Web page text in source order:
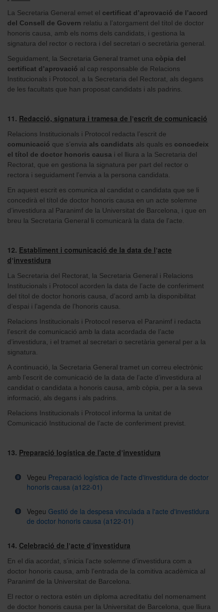
La Secretaria General emet el certificat d’aprovació de l’acord
del Consell de Govern relatiu a l’atorgament del títol de doctor
honoris causa, amb els noms dels candidats, i gestiona la
signatura del rector o rectora i del secretari o secretària general.
Seguidament, la Secretaria General tramet una còpia del
certificat d’aprovació al cap responsable de Relacions
Institucionals i Protocol, a la Secretaria del Rectorat, als degans
de les facultats que han proposat candidats i als padrins.
11. Redacció, signatura i tramesa de l’escrit de comunicació
Relacions Institucionals i Protocol redacta l’escrit de
comunicació que s’envia als candidats als quals es concedeix
el títol de doctor honoris causa i el lliura a la Secretaria del
Rectorat, que en gestiona la signatura per part del rector o
rectora i seguidament l’envia a la persona candidata.
En aquest escrit es comunica al candidat o candidata que se li
concedirà el títol de doctor honoris causa en un acte solemne
d’investidura al Paranimf de la Universitat de Barcelona, i que en
breu la Secretaria General li comunicarà la data de l’acte.
12. Establiment i comunicació de la data de l’acte
d’investidura
La Secretaria del Rectorat, la Secretaria General i Relacions
Institucionals i Protocol acorden la data de l’acte de conferiment
del títol de doctor honoris causa, d’acord amb la disponibilitat
d’espai i l’agenda de l’honoris causa.
Relacions Institucionals i Protocol reserva el Paranimf i redacta
l’escrit de comunicació amb la data acordada de l’acte
d’investidura, i el tramet al secretari o secretària general per a la
signatura.
A continuació, la Secretaria General tramet un correu electrònic
amb l’escrit de comunicació de la data de l’acte d’investidura al
candidat o candidata a honoris causa, amb còpia, per a la seva
informació, als degans i als padrins.
Relacions Institucionals i Protocol informa la unitat de
Comunicació Institucional de l’acte de conferiment previst.
13. Preparació logística de l'acte d’investidura
Vegeu Preparació logística de l'acte d'investidura de doctor
honoris causa (a122-01)
Vegeu Gestió de la despesa vinculada a l'acte d'investidura
de doctor honoris causa (a122-01)
14. Celebració de l’acte d’investidura
En el dia acordat, s’inicia l’acte solemne d’investidura com a
doctor honoris causa, amb l’entrada de la comitiva acadèmica al
Paranimf de la Universitat de Barcelona.
El rector o rectora estén un diploma acreditatiu del nomenament
de doctor honoris causa per la Universitat de Barcelona, que lliura